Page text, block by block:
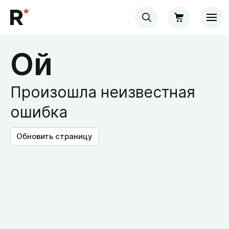
Ой
Произошла неизвестная
ошибка
Обновить страницу